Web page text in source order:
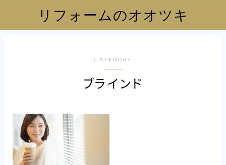
リフォームのオオツキ
CATEGORY
ブラインド